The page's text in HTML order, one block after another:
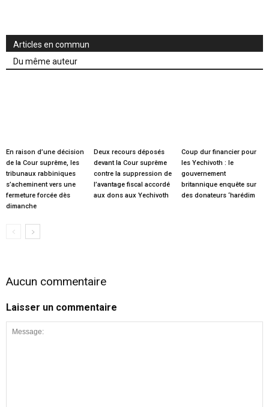
Articles en commun
Du même auteur
En raison d’une décision
de la Cour suprême, les
tribunaux rabbiniques
s’acheminent vers une
fermeture forcée dès
dimanche
Deux recours déposés
devant la Cour suprême
contre la suppression de
l’avantage fiscal accordé
aux dons aux Yechivoth
Coup dur financier pour
les Yechivoth : le
gouvernement
britannique enquête sur
des donateurs ‘harédim
Aucun commentaire
Laisser un commentaire